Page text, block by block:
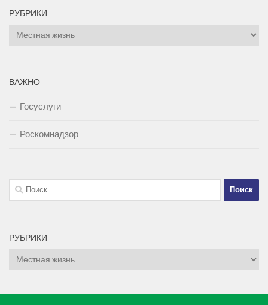
РУБРИКИ
Рубрики
ВАЖНО
Госуслуги
Роскомнадзор
Найти:
РУБРИКИ
Рубрики